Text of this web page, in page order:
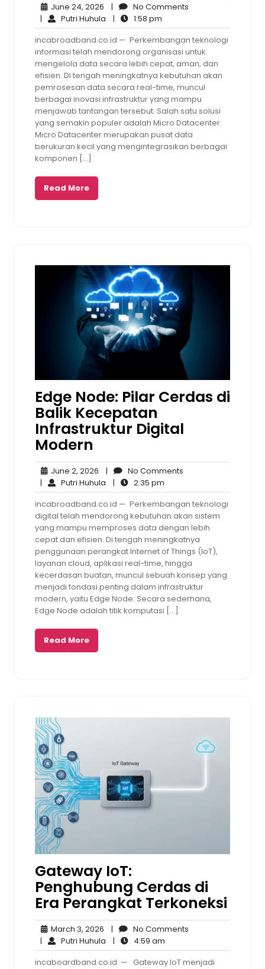
June 24, 2026 June
24,
2026
| No Comments
| Putri Huhula Putri
Huhula
| 1:58 pm
pm
incabroadband.co.id — Perkembangan teknologi
informasi telah mendorong organisasi untuk
mengelola data secara lebih cepat, aman, dan
efisien. Di tengah meningkatnya kebutuhan akan
pemrosesan data secara real-time, muncul
berbagai inovasi infrastruktur yang mampu
menjawab tantangan tersebut. Salah satu solusi
yang semakin populer adalah Micro Datacenter.
Micro Datacenter merupakan pusat data
berukuran kecil yang mengintegrasikan berbagai
komponen […]
Read More
Edge Node: Pilar Cerdas di
Balik Kecepatan
Infrastruktur Digital
Modern
June 2, 2026 June
2,
2026
| No Comments
| Putri Huhula Putri
Huhula
| 2:35 pm
pm
incabroadband.co.id — Perkembangan teknologi
digital telah mendorong kebutuhan akan sistem
yang mampu memproses data dengan lebih
cepat dan efisien. Di tengah meningkatnya
penggunaan perangkat Internet of Things (IoT),
layanan cloud, aplikasi real-time, hingga
kecerdasan buatan, muncul sebuah konsep yang
menjadi fondasi penting dalam infrastruktur
modern, yaitu Edge Node. Secara sederhana,
Edge Node adalah titik komputasi […]
Read More
Gateway IoT:
Penghubung Cerdas di
Era Perangkat Terkoneksi
March 3, 2026 March
3,
2026
| No Comments
| Putri Huhula Putri
Huhula
| 4:59 am
am
incaboardband.co.id — Gateway IoT menjadi